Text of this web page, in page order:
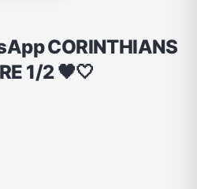
Emagrecimento e Perda de Peso
CORINTHIANS
1/2 🖤🤍